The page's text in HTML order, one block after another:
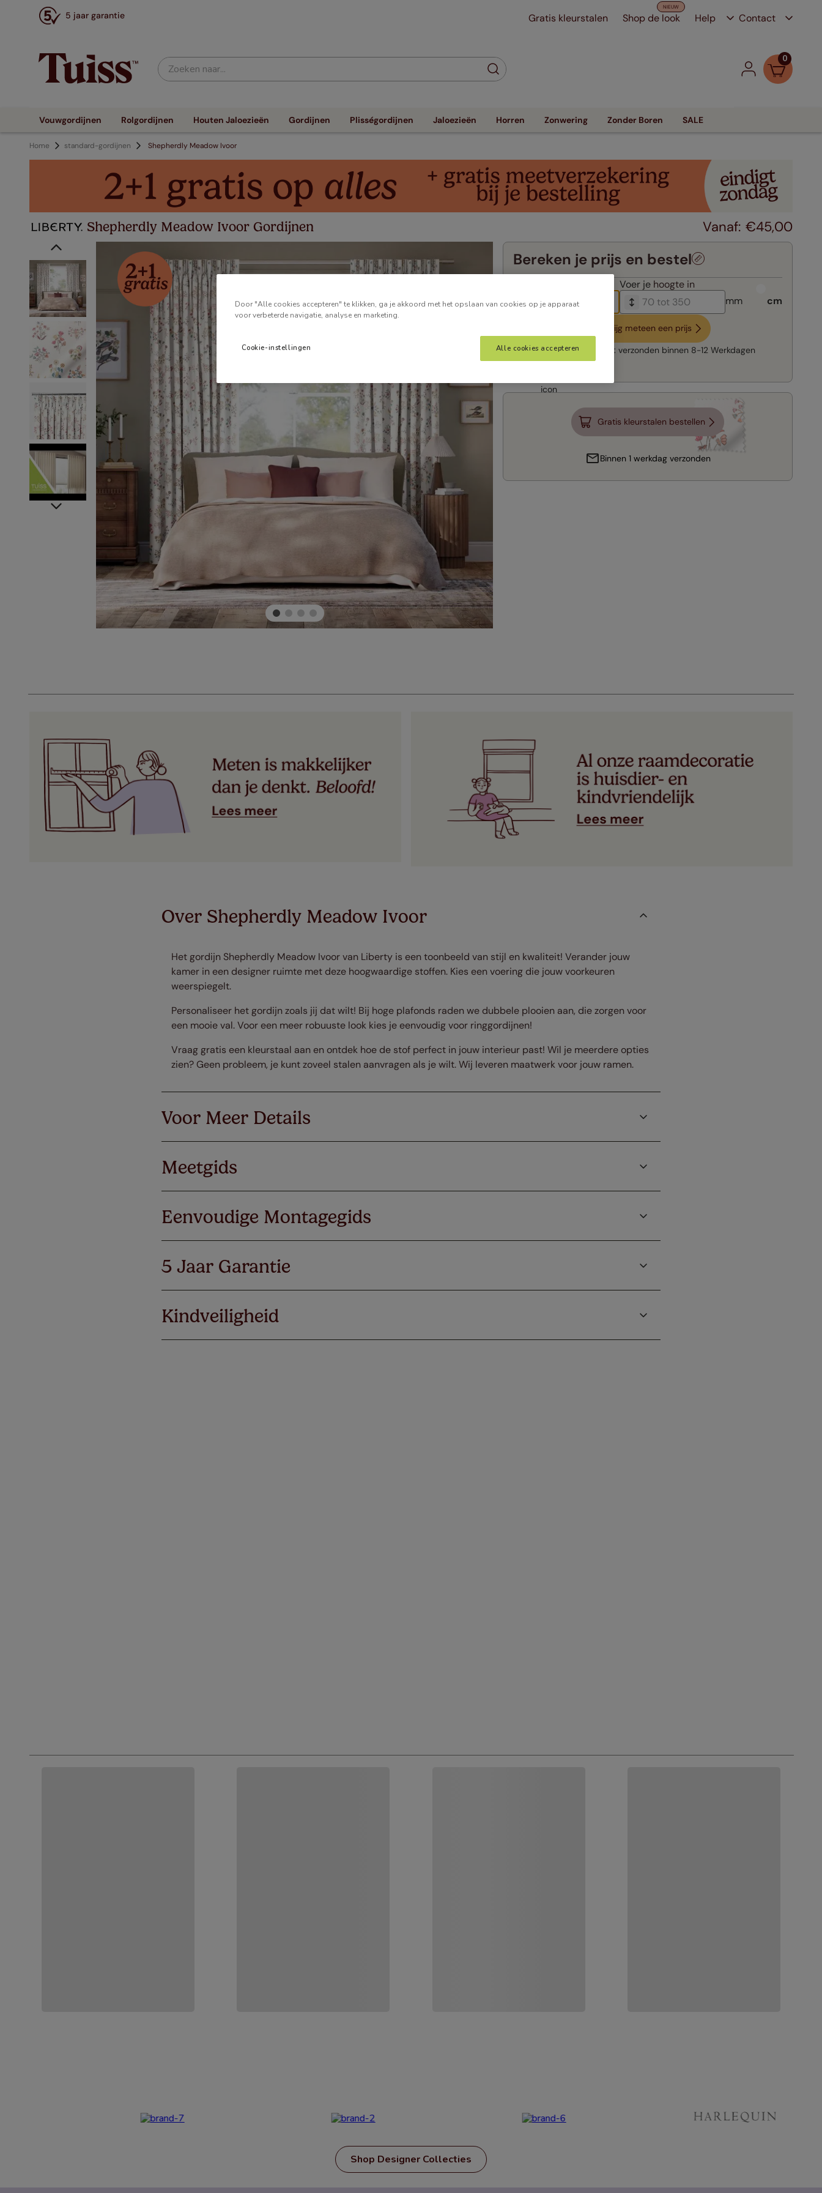
5 jaar garantie Gratis kleurstalen Shop de look Help Contact
Zoeken naar... 0
Vouwgordijnen Rolgordijnen Houten Jaloezieën Gordijnen Plisségordijnen Jaloezieën Horren Zonwering Zonder Boren SALE
Home standard-gordijnen Shepherdly Meadow Ivoor
Shepherdly Meadow Ivoor Gordijnen €45,00
Bereken je prijs en bestel
Voer je hoogte in
mm
cm
Krijg meteen een prijs
Snelle levering: verzonden binnen 8-12 Werkdagen
Gratis kleurstalen bestellen
Binnen 1 werkdag verzonden
Over Shepherdly Meadow Ivoor
Het gordijn Shepherdly Meadow Ivoor van Liberty is een toonbeeld van stijl en kwaliteit! Verander jouw
kamer in een designer ruimte met deze hoogwaardige stoffen. Kies een voering die jouw voorkeuren
weerspiegelt.
Personaliseer het gordijn zoals jij dat wilt! Bij hoge plafonds raden we dubbele plooien aan, die zorgen voor
een mooie val. Voor een meer robuuste look kies je eenvoudig voor ringgordijnen!
Vraag gratis een kleurstaal aan en ontdek hoe de stof perfect in jouw interieur past! Wil je meerdere opties
zien? Geen probleem, je kunt zoveel stalen aanvragen als je wilt. Wij leveren maatwerk voor jouw ramen.
Voor Meer Details
Meetgids
Eenvoudige Montagegids
5 Jaar Garantie
Kindveiligheid
Shop Designer Collecties
Door "Alle cookies accepteren" te klikken, ga je akkoord met het opslaan van cookies op je apparaat
voor verbeterde navigatie, analyse en marketing.
Cookie-instellingen Alle cookies accepteren